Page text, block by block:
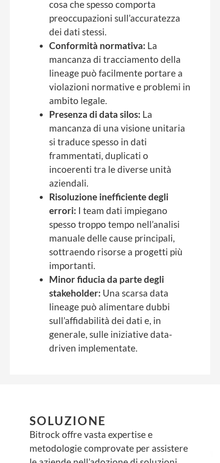
cosa che spesso comporta
preoccupazioni sull’accuratezza
dei dati stessi.
Conformità normativa: La
mancanza di tracciamento della
lineage può facilmente portare a
violazioni normative e problemi in
ambito legale.
Presenza di data silos: La
mancanza di una visione unitaria
si traduce spesso in dati
frammentati, duplicati o
incoerenti tra le diverse unità
aziendali.
Risoluzione inefficiente degli
errori: I team dati impiegano
spesso troppo tempo nell’analisi
manuale delle cause principali,
sottraendo risorse a progetti più
importanti.
Minor fiducia da parte degli
stakeholder: Una scarsa data
lineage può alimentare dubbi
sull’affidabilità dei dati e, in
generale, sulle iniziative data-
driven implementate.
SOLUZIONE
Bitrock offre vasta expertise e
metodologie comprovate per assistere